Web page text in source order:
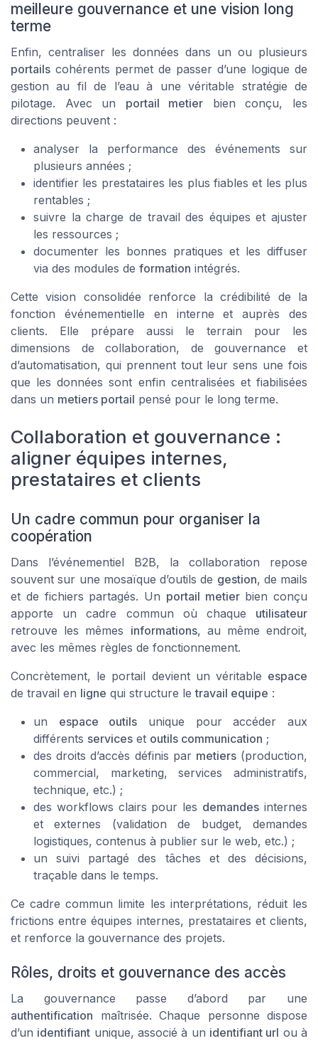
meilleure gouvernance et une vision long
terme
Enfin, centraliser les données dans un ou plusieurs
portails cohérents permet de passer d’une logique de
gestion au fil de l’eau à une véritable stratégie de
pilotage. Avec un portail metier bien conçu, les
directions peuvent :
analyser la performance des événements sur
plusieurs années ;
identifier les prestataires les plus fiables et les plus
rentables ;
suivre la charge de travail des équipes et ajuster
les ressources ;
documenter les bonnes pratiques et les diffuser
via des modules de formation intégrés.
Cette vision consolidée renforce la crédibilité de la
fonction événementielle en interne et auprès des
clients. Elle prépare aussi le terrain pour les
dimensions de collaboration, de gouvernance et
d’automatisation, qui prennent tout leur sens une fois
que les données sont enfin centralisées et fiabilisées
dans un metiers portail pensé pour le long terme.
Collaboration et gouvernance :
aligner équipes internes,
prestataires et clients
Un cadre commun pour organiser la
coopération
Dans l’événementiel B2B, la collaboration repose
souvent sur une mosaïque d’outils de gestion, de mails
et de fichiers partagés. Un portail metierbien conçu
apporte un cadre commun où chaque utilisateur
retrouve les mêmes informations, au même endroit,
avec les mêmes règles de fonctionnement.
Concrètement, le portail devient un véritable espace
de travail en ligne qui structure letravail equipe :
un espace outils unique pour accéder aux
différents services et outils communication ;
des droits d’accès définis par metiers(production,
commercial, marketing, services administratifs,
technique, etc.) ;
des workflows clairs pour les demandes internes
et externes (validation de budget, demandes
logistiques, contenus à publier sur le web, etc.) ;
un suivi partagé des tâches et des décisions,
traçable dans le temps.
Ce cadre commun limite les interprétations, réduit les
frictions entre équipes internes, prestataires et clients,
et renforce la gouvernance des projets.
Rôles, droits et gouvernance des accès
La gouvernance passe d’abord par une
authentification maîtrisée. Chaque personne dispose
d’un identifiant unique, associé à un identifiant url ou à